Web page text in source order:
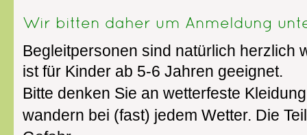
Wir bitten daher um Anmeldung
Begleitpersonen sind natürlich herzlich
ist für Kinder ab 5-6 Jahren geeignet.
Bitte denken Sie an wetterfeste
wandern bei (fast) jedem Wetter. Die